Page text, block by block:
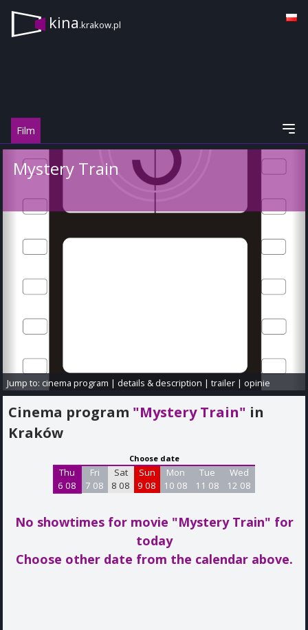
kina.krakow.pl
Film
Mystery Train
Jump to: cinema program |details & description |trailer |opinie
Cinema program "Mystery Train" in
Kraków
Choose date
Thu
6 08
Fri
7 08
Sat
8 08
Sun
9 08
Mon
10 08
Tue
11 08
Wed
12 08
No showtimes for movie "Mystery Train" for
today
Choose other date from the calendar above.